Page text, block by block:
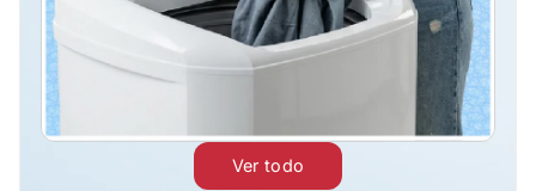
Ver todo